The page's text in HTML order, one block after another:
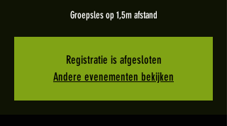
Groepsles op 1,5m afstand
Registratie is afgesloten
Andere evenementen bekijken